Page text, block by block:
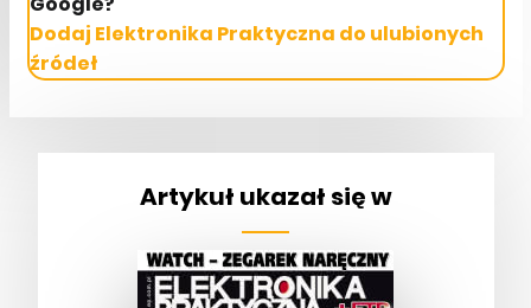
Dodaj Elektronika Praktyczna do ulubionych
źródeł
Artykuł ukazał się w